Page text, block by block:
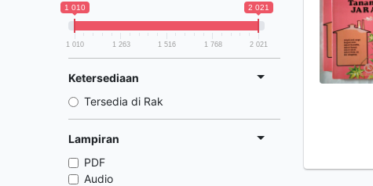
1 010 2 021
1 010 1 263 1 516 1 768 2 021
Ketersediaan
Tersedia di Rak
Lampiran
PDF
Audio